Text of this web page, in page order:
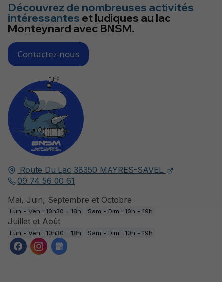
Route Du Lac 38350 MAYRES-SAVEL
09 74 56 00 61
Mai, Juin, Septembre et Octobre
Lun - Ven : 10h30 - 18h Sam - Dim : 10h - 19h
Juillet et Août
Lun - Ven : 10h30 - 18h Sam - Dim : 10h - 19h
Découvrez de nombreuses activités
intéressantes et ludiques au lac
Monteynard avec BNSM.
Contactez-nous